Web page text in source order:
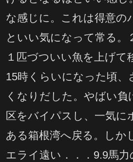
な感じに。これは得意の
といい気になって常る。
１匹づついい魚を上げて
15時くらいになった頃、
くなりだした。やばい負
区をバイパスし、一気に
ある箱根湾へ戻る。しか
エライ遠い．．．9.9馬